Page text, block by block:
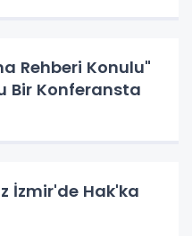
Rehberi Konulu"
Bir Konferansta
İzmir'de Hak'ka